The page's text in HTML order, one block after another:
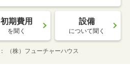
初期費用
を聞く
設備
について聞く
（株）フューチャーハウス